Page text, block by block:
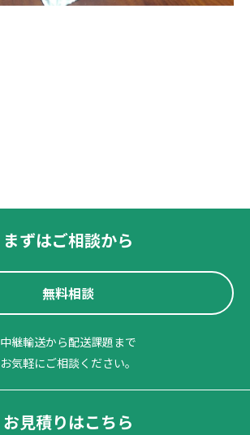
まずはご相談から
無料相談
中継輸送から配送課題まで
お気軽にご相談ください。
お見積りはこちら